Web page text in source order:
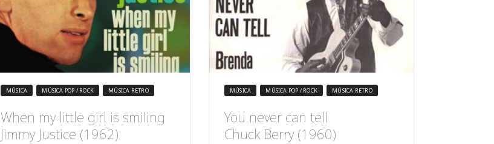
MÚSICA MÚSICA POP / ROCK MÚSICA RETRO
When my little girl is smiling
Jimmy Justice (1962)
MÚSICA MÚSICA POP / ROCK MÚSICA RETRO
You never can tell
Chuck Berry (1960)